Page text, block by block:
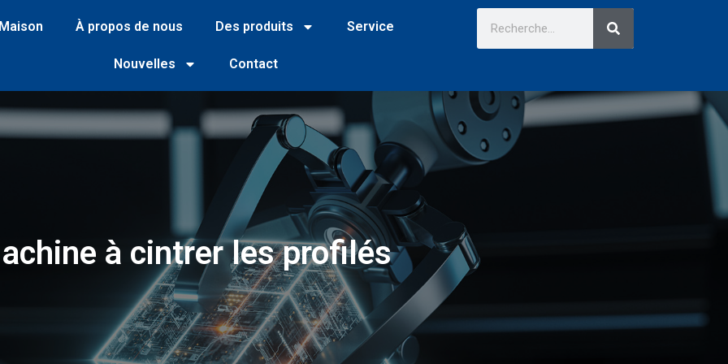
À propos de nous Des produits Service
Nouvelles Contact
à cintrer les profilés